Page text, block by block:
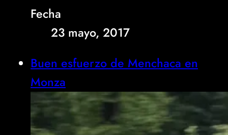
Fecha
23 mayo, 2017
Buen esfuerzo de Menchaca en
Monza